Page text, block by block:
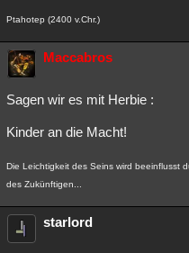
Ptahotep (2400 v.Chr.)
Maccabros
Sagen wir es mit Herbie :
Kinder an die Macht!
Die Leichtigkeit des Seins wird beeinflusst
des Zukünftigen...
starlord